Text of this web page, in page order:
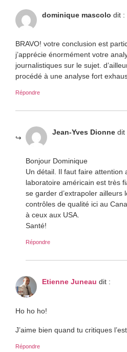
dominique mascolo dit :
BRAVO! votre conclusion est
j’apprécie énormément votre
journalistiques sur le sujet.
procédé à une analyse fort
Répondre
Jean-Yves Dionne dit
Bonjour Dominique
Un détail. Il faut faire attention
laboratoire américain est très
se garder d’extrapoler ailleurs
contrôles de qualité ici au
à ceux aux USA.
Santé!
Répondre
Etienne Juneau dit :
Ho ho ho!
J’aime bien quand tu critiques
Répondre